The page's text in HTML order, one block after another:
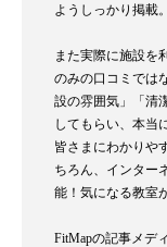
ようしっかり掲載。
また実際に施設を
のみの口コミでは
設の雰囲気」「清
してもらい、本当
皆さまにわかりや
ちろん、インター
能！気になる教室
FitMapの記事メデ